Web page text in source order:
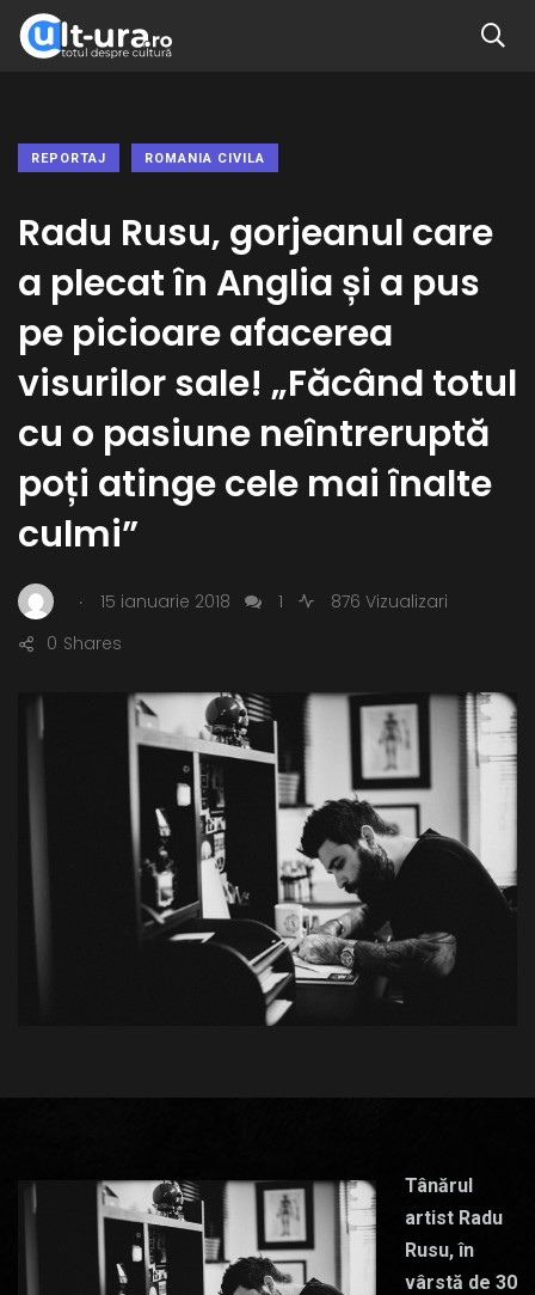
REPORTAJ ROMANIA CIVILA
Radu Rusu, gorjeanul care
a plecat în Anglia și a pus
pe picioare afacerea
visurilor sale! „Făcând totul
cu o pasiune neîntreruptă
poți atinge cele mai înalte
culmi”
. 15 ianuarie 2018 1
876 Vizualizari
Shares
0
Tânărul
artist Radu
Rusu, în
vârstă de 30